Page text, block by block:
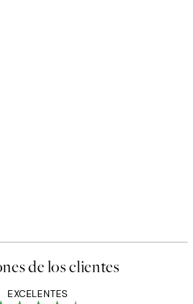
de los clientes
EXCELENTES